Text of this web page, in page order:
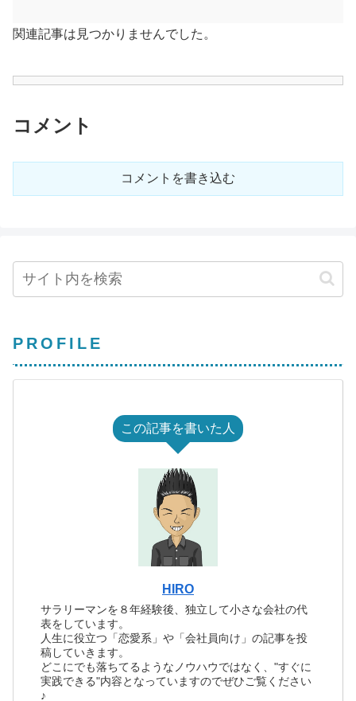
関連記事は見つかりませんでした。
コメント
コメントを書き込む
PROFILE
この記事を書いた人
HIRO
サラリーマンを８年経験後、独立して小さな会社の代
表をしています。
人生に役立つ「恋愛系」や「会社員向け」の記事を投
稿していきます。
どこにでも落ちてるようなノウハウではなく、"すぐに
実践できる"内容となっていますのでぜひご覧ください
♪